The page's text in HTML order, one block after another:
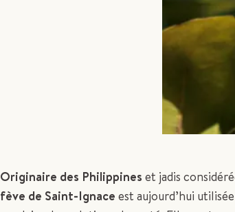
Originaire des Philippines et jadis
fève de Saint-Ignace est aujourd’hui